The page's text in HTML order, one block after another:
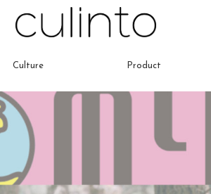
Culture Product